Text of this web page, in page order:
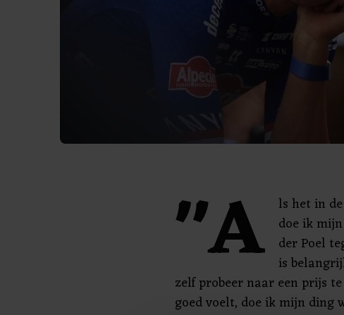
"A
ls het in
doe ik
der Poel
is
zelf probeer naar een prijs
goed voelt, doe ik mijn ding